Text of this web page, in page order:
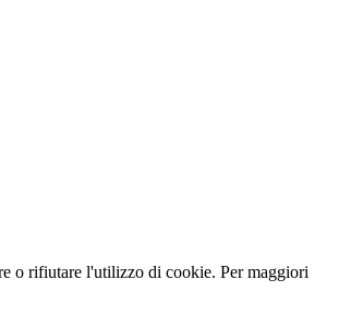
o rifiutare l'utilizzo di cookie. Per maggiori